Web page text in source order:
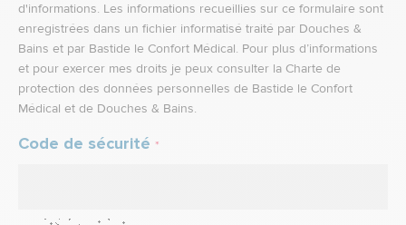
d'informations. Les informations recueillies sur ce formulaire sont
enregistrées dans un fichier informatisé traité par Douches &
Bains et par Bastide le Confort Médical. Pour plus d’informations
et pour exercer mes droits je peux consulter la Charte de
protection des données personnelles de Bastide le Confort
Médical et de Douches & Bains.
*
Code de sécurité